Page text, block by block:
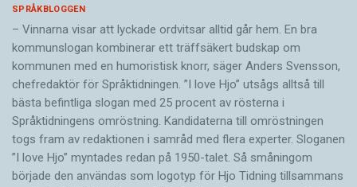
SPRÅKBLOGGEN
– Vinnarna visar att lyckade ordvitsar alltid går hem. En bra
kommunslogan kombinerar ett träffsäkert budskap om
kommunen med en humoristisk knorr, säger Anders Svensson,
chefredaktör för Språktidningen. ”I love Hjo” utsågs alltså till
bästa befintliga slogan med 25 procent av rösterna i
Språktidningens omröstning. Kandidaterna till omröstningen
togs fram av redaktionen i samråd med flera experter. Sloganen
”I love Hjo” myntades redan på 1950-talet. Så småningom
började den användas som logotyp för Hjo Tidning tillsammans